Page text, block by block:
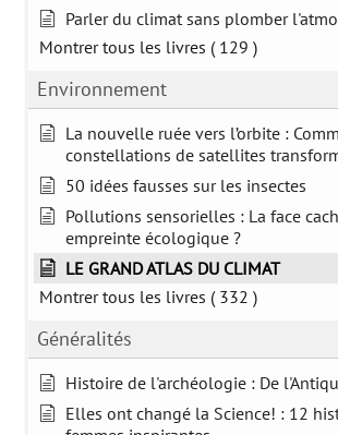
Parler du climat sans plomber
Montrer tous les livres ( 129 )
Environnement
La nouvelle ruée vers l’orbite :
constellations de satellites
50 idées fausses sur les insectes
Pollutions sensorielles : La face
empreinte écologique ?
LE GRAND ATLAS DU CLIMAT
Montrer tous les livres ( 332 )
Généralités
Histoire de l'archéologie : De
Elles ont changé la Science! : 12